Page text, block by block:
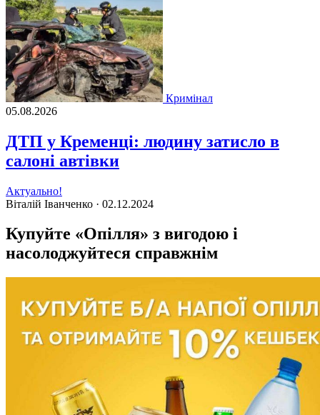
Кримінал
05.08.2026
ДТП у Кременці: людину затисло в
салоні автівки
Актуально!
Віталій Іванченко · 02.12.2024
Купуйте «Опілля» з вигодою і
насолоджуйтеся справжнім